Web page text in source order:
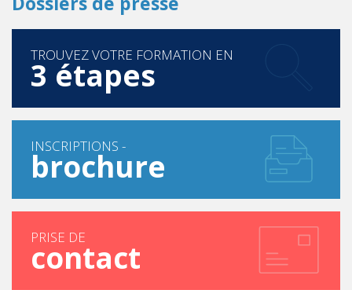
TROUVEZ VOTRE FORMATION EN
3 étapes
INSCRIPTIONS -
brochure
PRISE DE
contact